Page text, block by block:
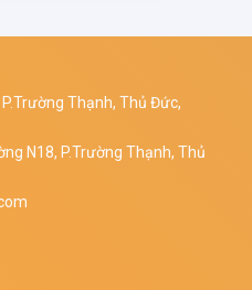
Thạnh, Thủ Đức,
N18, P.Trường Thạnh, Thủ